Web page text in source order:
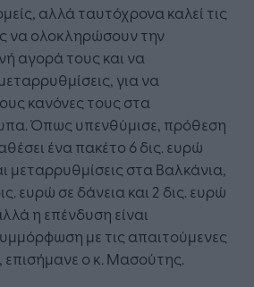
αλλά ταυτόχρονα καλεί τις
να ολοκληρώσουν την
αγορά τους και να
για να
κανόνες τους στα
Όπως υπενθύμισε, πρόθεση
ένα πακέτο 6 δις. ευρώ
μεταρρυθμίσεις στα Βαλκάνια,
ευρώ σε δάνεια και 2 δις. ευρώ
η επένδυση είναι
με τις απαιτούμενες
επισήμανε ο κ. Μασούτης.